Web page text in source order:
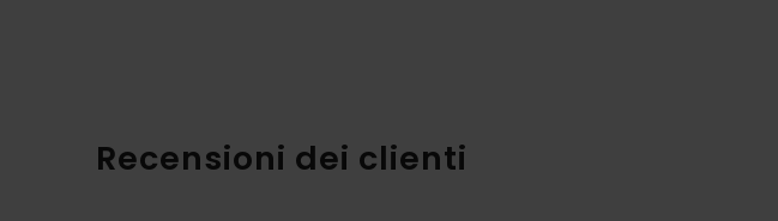
Recensioni dei clienti